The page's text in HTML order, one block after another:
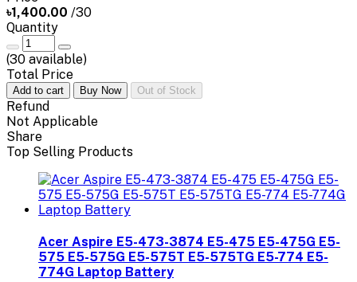
৳1,400.00 /30
Quantity
(30 available)
Total Price
Add to cart Buy Now Out of Stock
Refund
Not Applicable
Share
Top Selling Products
Acer Aspire E5-473-3874 E5-475 E5-475G E5-
575 E5-575G E5-575T E5-575TG E5-774 E5-
774G Laptop Battery